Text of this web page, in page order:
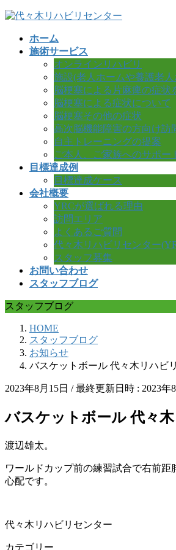
コ
ナ
ホーム
施術サービス
オンラインリハビリ
施設(老人ホームや養護老
脳梗塞による片麻痺の症状
脳梗塞による症状について
脳梗塞その他の症状
高次脳機能障害の方向け訪
自主トレーニングの提案
ご本人、ご家族へのサポー
目標達成例
目標達成ケース
会社概要
YRCが選ばれる理由
訪問エリア
よくあるご質問
代々木リハビリセンター
スタッフ募集
お問い合わせ
スタッフブログ
スタッフブログ
HOME
スタッフブログ
お知らせ
バスケットボール 代々木リハビ
2023年8月15日 / 最終更新日時 : 2023年
バスケットボール 代々
渡辺雄太。
ワールドカップ前の練習試合で右前距
心配です。
代々木リハビリセンター
カテゴリー